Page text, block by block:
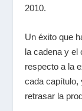
2010.
Un éxito que
la cadena y el
respecto a la
cada capítulo,
retrasar la